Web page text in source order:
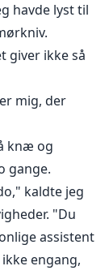
havde lyst til
giver ikke så
mig, der
knæ og
gange.
kaldte jeg
"Du
assistent
engang,